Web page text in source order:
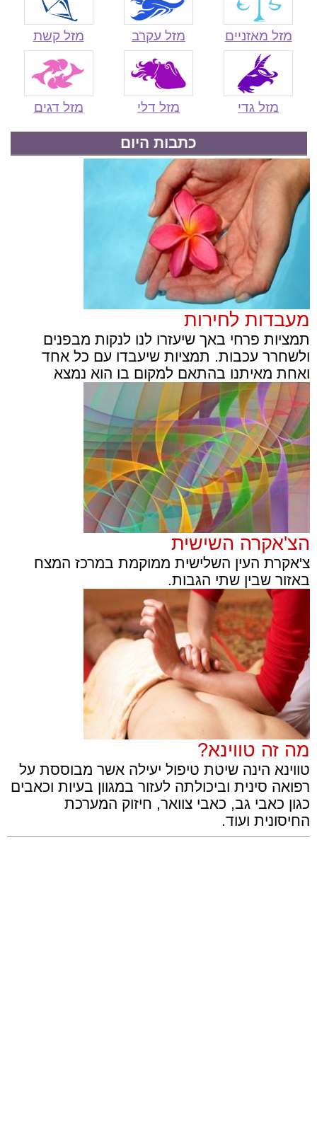
כתבות היום
מעבדות לחירות
תמציות פרחי באך שיעזרו לנו לנקות מבפנים
ולשחרר עכבות. תמציות שיעבדו עם כל אחד
ואחת מאיתנו בהתאם למקום בו הוא נמצא
הצ'אקרה השישית
צ'אקרת העין השלישית ממוקמת במרכז המצח
באזור שבין שתי הגבות.
מה זה טווינא?
טווינא הינה שיטת טיפול יעילה אשר מבוססת על
רפואה סינית וביכולתה לעזור במגוון בעיות וכאבים
כגון כאבי גב, כאבי צוואר, חיזוק המערכת
החיסונית ועוד.